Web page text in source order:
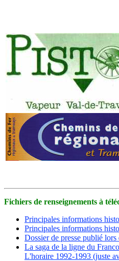
Fichiers de renseignements à
Principales informations
Principales informations
Dossier de presse publié
La saga de la ligne du
L'horaire 1992-1993 (juste